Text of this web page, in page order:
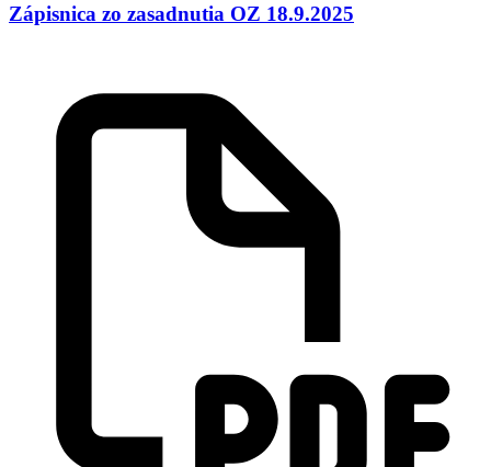
Zápisnica zo zasadnutia OZ 18.9.2025